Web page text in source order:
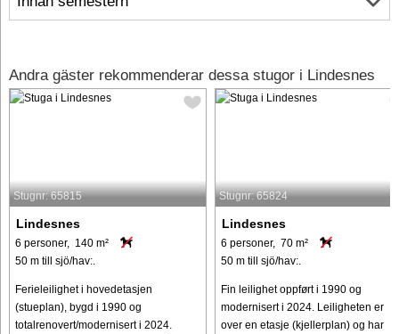
Andra gäster rekommenderar dessa stugor i Lindesnes
Stugnr: 65815
Lindesnes
6 personer, 140 m²
50 m till sjö/hav:.
Ferieleilighet i hovedetasjen
(stueplan), bygd i 1990 og
totalrenovert/modernisert i 2024.
Stugnr: 65824
Lindesnes
6 personer, 70 m²
50 m till sjö/hav:.
Fin leilighet oppført i 1990 og
modernisert i 2024. Leiligheten er
over en etasje (kjellerplan) og har